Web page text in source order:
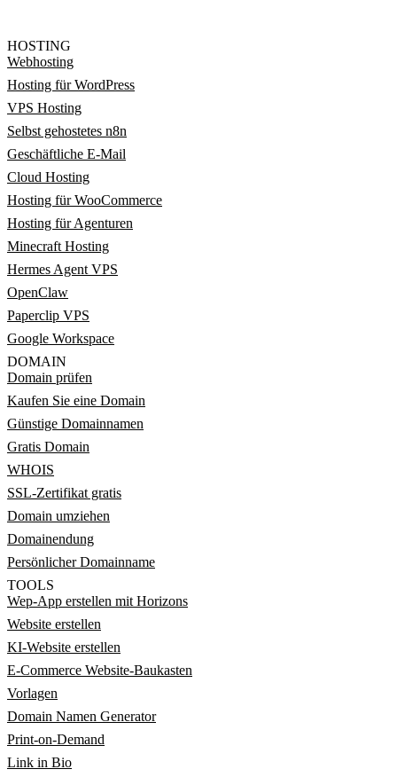
HOSTING
Webhosting
Hosting für WordPress
VPS Hosting
Selbst gehostetes n8n
Geschäftliche E-Mail
Cloud Hosting
Hosting für WooCommerce
Hosting für Agenturen
Minecraft Hosting
Hermes Agent VPS
OpenClaw
Paperclip VPS
Google Workspace
DOMAIN
Domain prüfen
Kaufen Sie eine Domain
Günstige Domainnamen
Gratis Domain
WHOIS
SSL-Zertifikat gratis
Domain umziehen
Domainendung
Persönlicher Domainname
TOOLS
Wep-App erstellen mit Horizons
Website erstellen
KI-Website erstellen
E-Commerce Website-Baukasten
Vorlagen
Domain Namen Generator
Print-on-Demand
Link in Bio